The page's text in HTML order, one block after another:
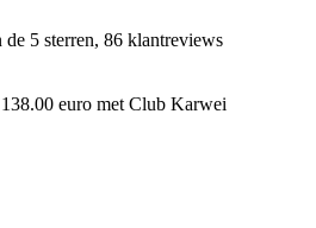
5 sterren, 86 klantreviews
euro met Club Karwei